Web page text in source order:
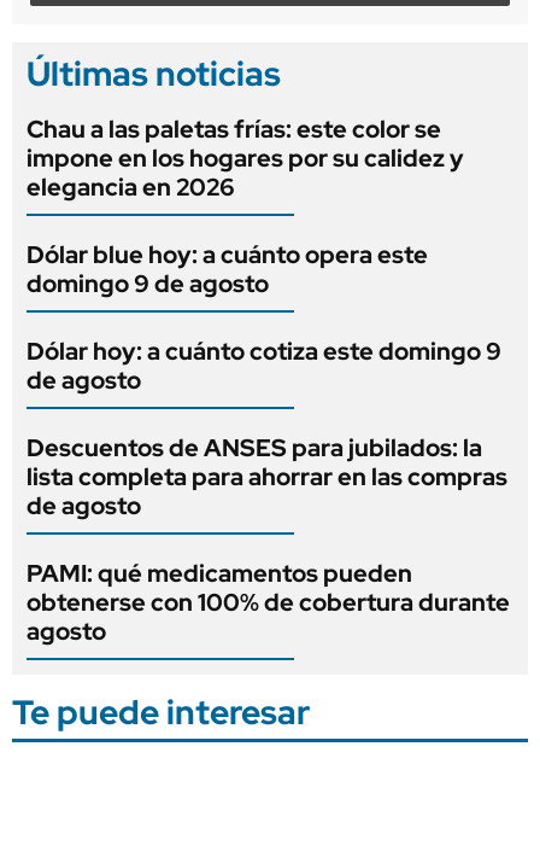
Últimas noticias
Chau a las paletas frías: este color se
impone en los hogares por su calidez y
elegancia en 2026
Dólar blue hoy: a cuánto opera este
domingo 9 de agosto
Dólar hoy: a cuánto cotiza este domingo 9
de agosto
Descuentos de ANSES para jubilados: la
lista completa para ahorrar en las compras
de agosto
PAMI: qué medicamentos pueden
obtenerse con 100% de cobertura durante
agosto
Te puede interesar